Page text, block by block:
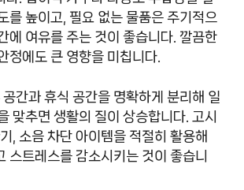
를 높이고, 필요 없는 물품은 주기적으
에 여유를 주는 것이 좋습니다. 깔끔한
정에도 큰 영향을 미칩니다.
공간과 휴식 공간을 명확하게 분리해 일
맞추면 생활의 질이 상승합니다. 고시
, 소음 차단 아이템을 적절히 활용해
스트레스를 감소시키는 것이 좋습니